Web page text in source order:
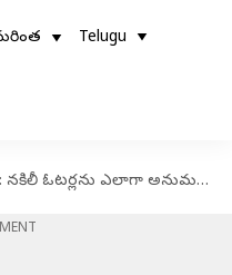
Telugu
ఓటర్లను ఎలాగా అనుమతించగలం?: కేంద్ర ఎన్నికల సంఘం